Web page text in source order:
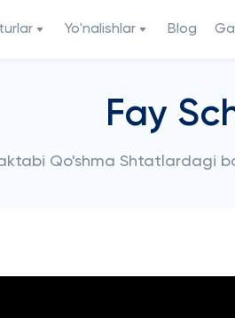
Yo'nalishlar Blog
Fay
Qo'shma Shtatlardagi